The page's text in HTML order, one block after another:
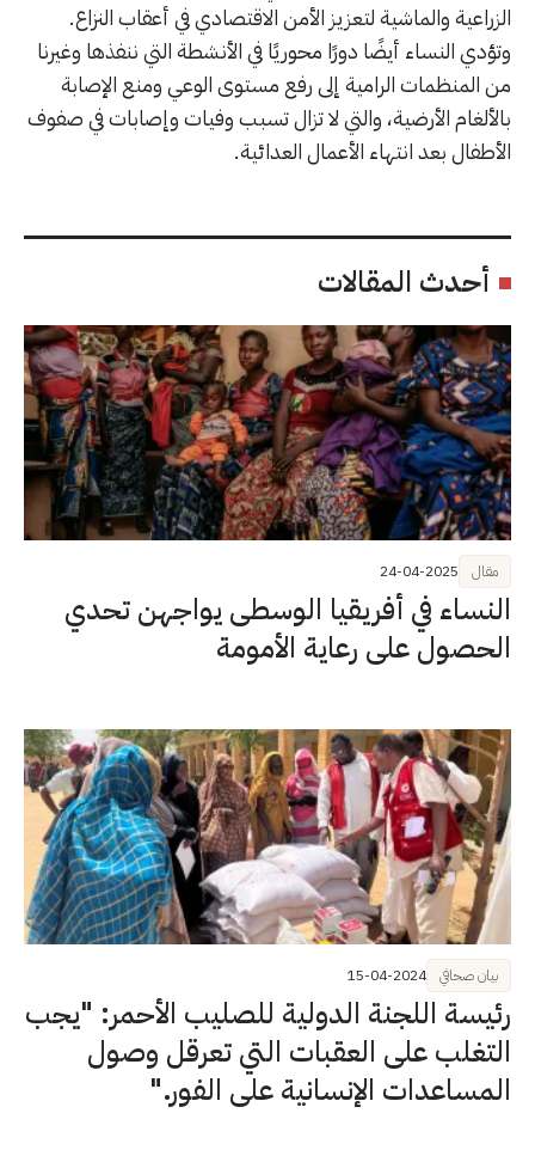
الزراعية والماشية لتعزيز الأمن الاقتصادي في أعقاب النزاع.
وتؤدي النساء أيضًا دورًا محوريًا في الأنشطة التي ننفذها وغيرنا
من المنظمات الرامية إلى رفع مستوى الوعي ومنع الإصابة
بالألغام الأرضية، والتي لا تزال تسبب وفيات وإصابات في صفوف
الأطفال بعد انتهاء الأعمال العدائية.
أحدث المقالات
النساء في أفريقيا الوسطى يواجهن تحدي
الحصول على رعاية الأمومة
مقال 24-04-2025
رئيسة اللجنة الدولية للصليب الأحمر: "يجب
التغلب على العقبات التي تعرقل وصول
المساعدات الإنسانية على الفور."
بيان صحافي 15-04-2024